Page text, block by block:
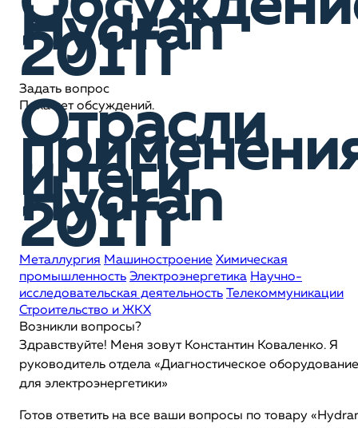
Hydran
201Ti
Задать вопрос
Пока нет обсуждений.
Отрасли
и теги
Hydran
201Ti
Металлургия Машиностроение Химическая
промышленность Электроэнергетика Научно-
исследовательская деятельность
Телекоммуникации
Строительство и ЖКХ
Возникли вопросы?
Здравствуйте! Меня зовут Константин Коваленко. Я
руководитель отдела «Диагностическое оборудование
для электроэнергетики»
Готов ответить на все ваши вопросы по товару